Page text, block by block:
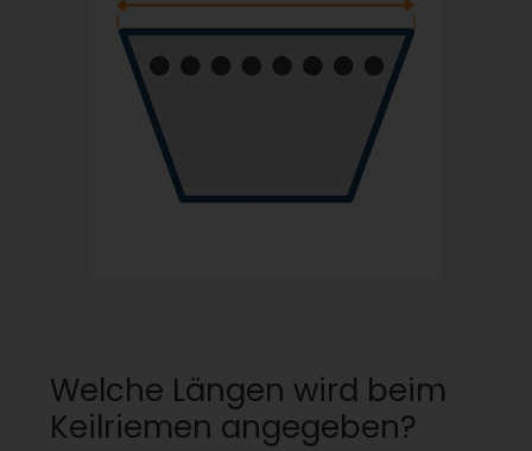
Welche Längen wird beim
Keilriemen angegeben?